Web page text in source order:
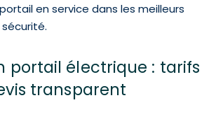
en service dans les meilleurs
portail électrique : tarifs
transparent